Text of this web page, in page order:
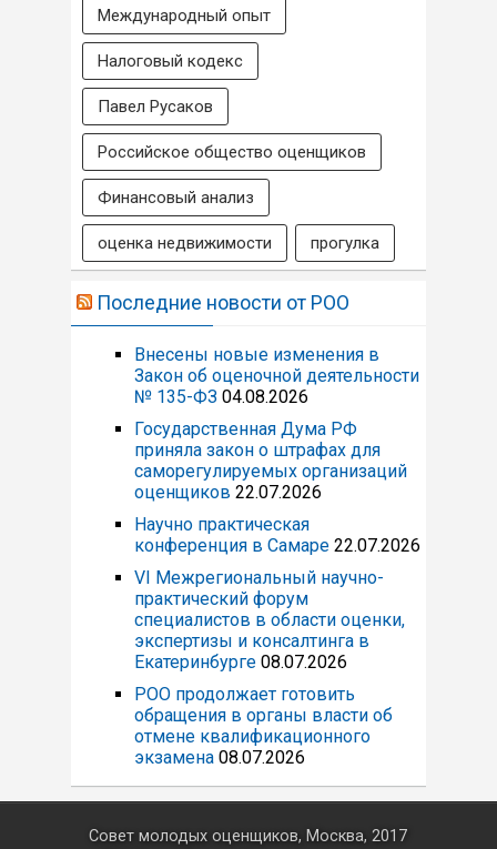
Международный опыт
Налоговый кодекс
Павел Русаков
Российское общество оценщиков
Финансовый анализ
оценка недвижимости прогулка
Последние новости от РОО
Внесены новые изменения в
Закон об оценочной деятельности
№ 135-ФЗ 04.08.2026
Государственная Дума РФ
приняла закон о штрафах для
саморегулируемых организаций
оценщиков 22.07.2026
Научно практическая
конференция в Самаре 22.07.2026
VI Межрегиональный научно-
практический форум
специалистов в области оценки,
экспертизы и консалтинга в
Екатеринбурге 08.07.2026
РОО продолжает готовить
обращения в органы власти об
отмене квалификационного
экзамена 08.07.2026
Совет молодых оценщиков, Москва, 2017